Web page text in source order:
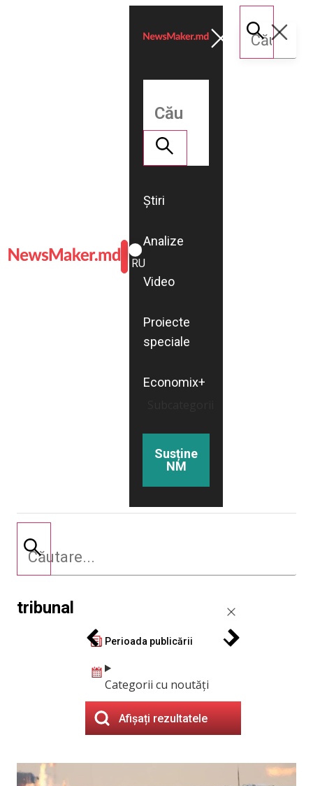
ROMÂNĂ
RU
Știri
Analize
Video
Proiecte
speciale
Economix+
Susține
NM
tribunal
Perioada publicării
Categorii cu noutăți
Afișați rezultatele